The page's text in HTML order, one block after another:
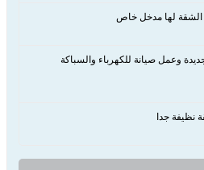
الشقة لها مدخل خاص
وعمل صيانة للكهرباء والسباكة
نظيفة جدا